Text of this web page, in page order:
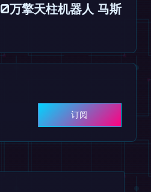
万擎天柱机器人 马斯
订阅